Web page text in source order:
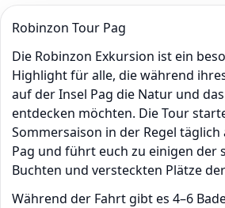
Robinzon Tour Pag
Die Robinzon Exkursion ist ein
Highlight für alle, die während
auf der Insel Pag die Natur und
entdecken möchten. Die Tour
Sommersaison in der Regel täglich
Pag und führt euch zu einigen der
Buchten und versteckten Plätze
Während der Fahrt gibt es 4–6